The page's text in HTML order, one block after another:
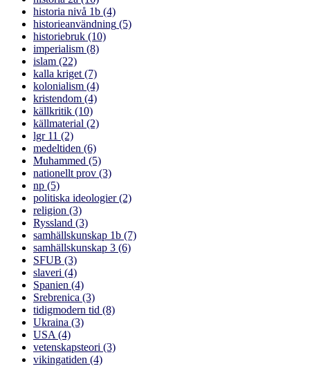
historia nivå 1b (4)
historieanvändning (5)
historiebruk (10)
imperialism (8)
islam (22)
kalla kriget (7)
kolonialism (4)
kristendom (4)
källkritik (10)
källmaterial (2)
lgr 11 (2)
medeltiden (6)
Muhammed (5)
nationellt prov (3)
np (5)
politiska ideologier(2)
religion (3)
Ryssland (3)
samhällskunskap 1b (7)
samhällskunskap 3 (6)
SFUB (3)
slaveri (4)
Spanien (4)
Srebrenica (3)
tidigmodern tid (8)
Ukraina (3)
USA (4)
vetenskapsteori (3)
vikingatiden (4)